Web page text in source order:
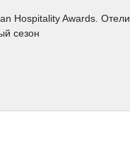
Hospitality Awards. Отели
сезон